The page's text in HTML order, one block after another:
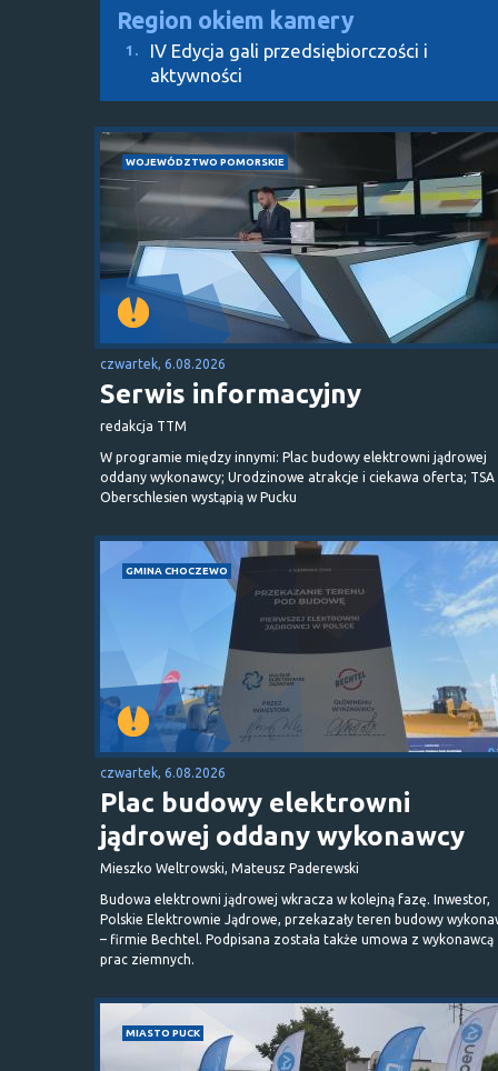
Region okiem kamery
1.
IV Edycja gali przedsiębiorczości i
aktywności
WOJEWÓDZTWO POMORSKIE
czwartek, 6.08.2026
Serwis informacyjny
redakcja TTM
W programie między innymi: Plac budowy elektrowni jądrowej
oddany wykonawcy; Urodzinowe atrakcje i ciekawa oferta; TSA
Oberschlesien wystąpią w Pucku
GMINA CHOCZEWO
czwartek, 6.08.2026
Plac budowy elektrowni
jądrowej oddany wykonawcy
Mieszko Weltrowski, Mateusz Paderewski
Budowa elektrowni jądrowej wkracza w kolejną fazę. Inwestor,
Polskie Elektrownie Jądrowe, przekazały teren budowy
– firmie Bechtel. Podpisana została także umowa z wykonawcą
prac ziemnych.
MIASTO PUCK